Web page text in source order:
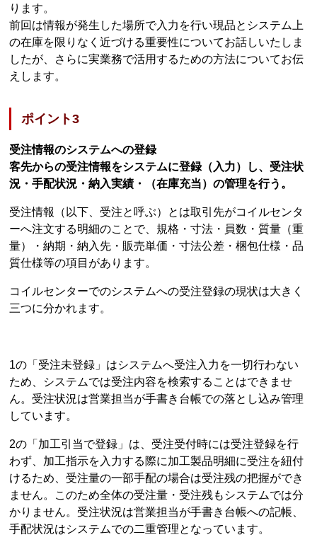
ります。
前回は情報が発生した場所で入力を行い現品とシステム上
の在庫を限りなく近づける重要性についてお話しいたしま
したが、さらに実業務で活用するための方法についてお伝
えします。
ポイント3
受注情報のシステムへの登録
客先からの受注情報をシステムに登録（入力）し、受注状
況・手配状況・納入実績・（在庫充当）の管理を行う。
受注情報（以下、受注と呼ぶ）とは取引先がコイルセンタ
ーへ注文する明細のことで、規格・寸法・員数・質量（重
量）・納期・納入先・販売単価・寸法公差・梱包仕様・品
質仕様等の項目があります。
コイルセンターでのシステムへの受注登録の現状は大きく
三つに分かれます。
1の「受注未登録」はシステムへ受注入力を一切行わない
ため、システムでは受注内容を検索することはできませ
ん。受注状況は営業担当が手書き台帳での落とし込み管理
しています。
2の「加工引当で登録」は、受注受付時には受注登録を行
わず、加工指示を入力する際に加工製品明細に受注を紐付
けるため、受注量の一部手配の場合は受注残の把握ができ
ません。このため全体の受注量・受注残もシステムでは分
かりません。受注状況は営業担当が手書き台帳への記帳、
手配状況はシステムでの二重管理となっています。